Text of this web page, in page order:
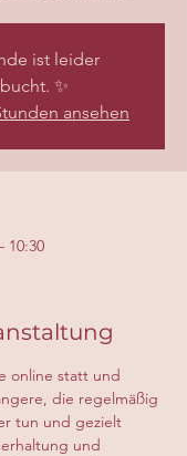
ist leider
✨
ansehen
10:30
online statt und
die regelmäßig
tun und gezielt
und